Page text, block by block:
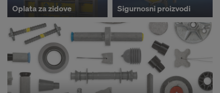
Oplata za zidove Sigurnosni proizvodi